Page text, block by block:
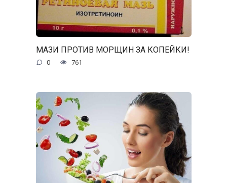
МАЗИ ПРОТИВ МОРЩИН ЗА КОПЕЙКИ!
0 761